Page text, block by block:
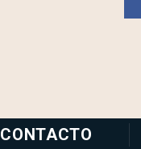
CONTACTO